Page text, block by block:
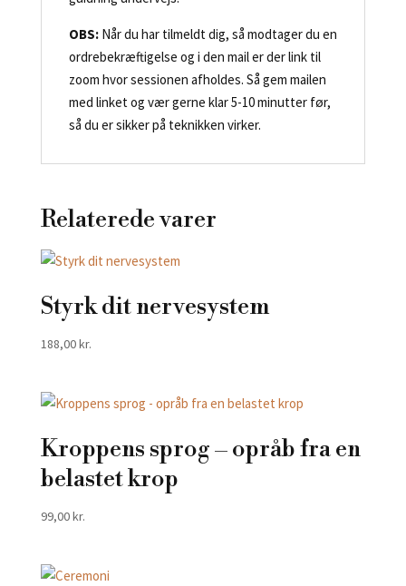
OBS: Når du har tilmeldt dig, så modtager du en
ordrebekræftigelse og i den mail er der link til
zoom hvor sessionen afholdes. Så gem mailen
med linket og vær gerne klar 5-10 minutter før,
så du er sikker på teknikken virker.
Relaterede varer
Styrk dit nervesystem
188,00kr.
Kroppens sprog – opråb fra en
belastet krop
99,00kr.